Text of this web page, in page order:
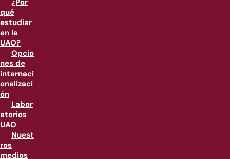
¿Por
qué
estudiar
en la
UAO?
Opcio
nes de
internaci
onalizaci
ón
Labor
atorios
UAO
Nuest
ros
medios